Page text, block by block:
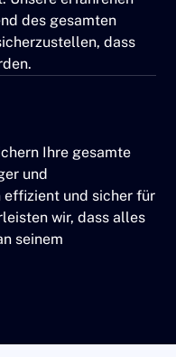
des gesamten
dass
Ihre gesamte
und
und sicher für
wir, dass alles
seinem